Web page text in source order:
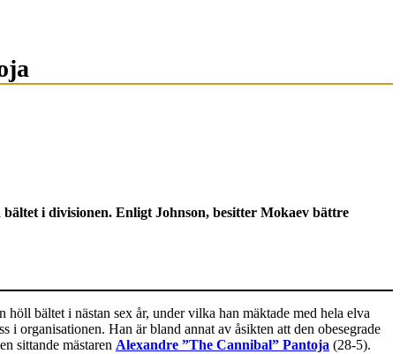
i divisionen. Enligt Johnson, besitter Mokaev bättre
bältet i nästan sex år, under vilka han mäktade med hela elva
organisationen. Han är bland annat av åsikten att den obesegrade
sittande mästaren Alexandre ”The Cannibal” Pantoja (28-5).